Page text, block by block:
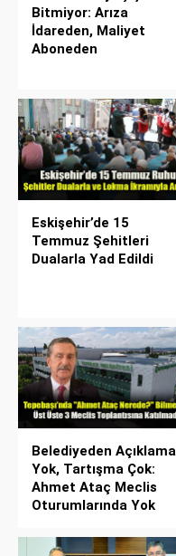
Bitmiyor: Arıza
İdareden, Maliyet
Aboneden
Eskişehir’de 15
Temmuz Şehitleri
Dualarla Yad Edildi
Belediyeden Açıklama
Yok, Tartışma Çok:
Ahmet Ataç Meclis
Oturumlarında Yok